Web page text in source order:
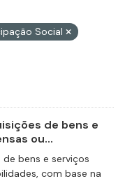
Social
de bens e
ou...
bens e serviços
com base na